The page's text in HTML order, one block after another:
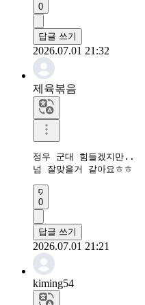
0
답글 쓰기
2026.07.01 21:32
제육볶음
정우 군대 힘들겠지만..
넘 잘맞을거 같아요ㅎㅎ
0
답글 쓰기
2026.07.01 21:21
kiming54